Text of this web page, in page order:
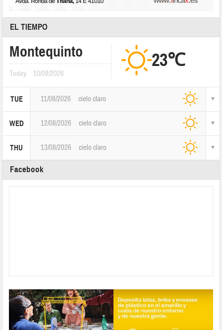
EL TIEMPO
Montequinto
Today 10/08/2026
23℃
TUE 11/08/2026 cielo claro
WED 12/08/2026 cielo claro
THU 13/08/2026 cielo claro
Facebook